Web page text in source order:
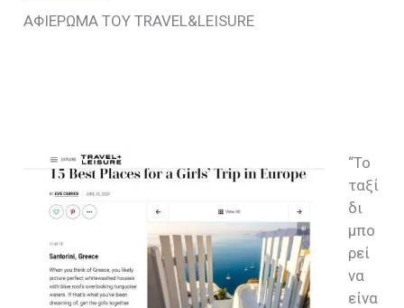
ΑΦΙΕΡΩΜΑ ΤΟΥ TRAVEL&LEISURE
“Το
ταξί
δι
μπο
ρεί
να
είνα